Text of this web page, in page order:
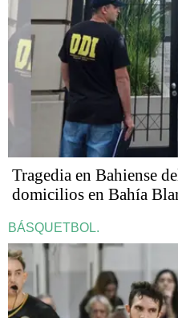
Tragedia en Bahiense
domicilios en Bahía
BÁSQUETBOL.